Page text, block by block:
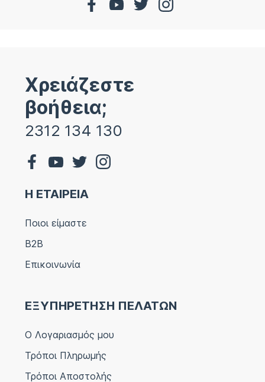
Χρειάζεστε
βοήθεια;
2312 134 130
Η ΕΤΑΙΡΕΙΑ
Ποιοι είμαστε
B2B
Επικοινωνία
ΕΞΥΠΗΡΕΤΗΣΗ ΠΕΛΑΤΩΝ
Ο Λογαριασμός μου
Τρόποι Πληρωμής
Τρόποι Αποστολής